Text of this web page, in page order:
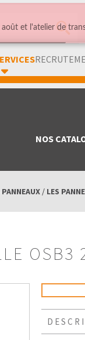
NOS
PANNEAUX/ LES
OSB3
et l'atelier de